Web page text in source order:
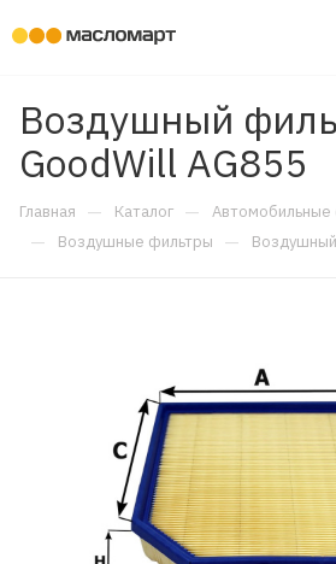
Воздушный
GoodWill AG855
Главная — Каталог — Автомобильные
— Воздушные фильтры —